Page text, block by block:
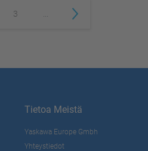
3
Tietoa Meistä
Yaskawa Europe Gmbh
Yhteystiedot